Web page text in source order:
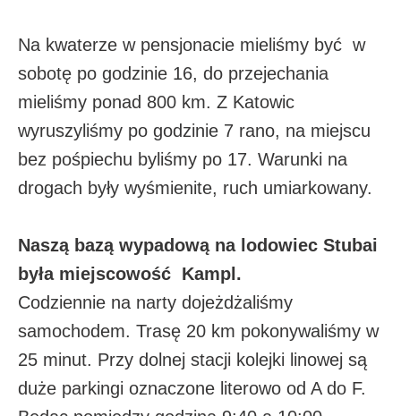
Na kwaterze w pensjonacie mieliśmy być w
sobotę po godzinie 16, do przejechania
mieliśmy ponad 800 km. Z Katowic
wyruszyliśmy po godzinie 7 rano, na miejscu
bez pośpiechu byliśmy po 17. Warunki na
drogach były wyśmienite, ruch umiarkowany.
Naszą bazą wypadową na lodowiec Stubai
była miejscowość Kampl.
Codziennie na narty dojeżdżaliśmy
samochodem. Trasę 20 km pokonywaliśmy w
25 minut. Przy dolnej stacji kolejki linowej są
duże parkingi oznaczone literowo od A do F.